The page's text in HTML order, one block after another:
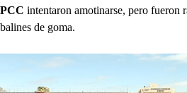
PCC intentaron amotinarse, pero fueron
balines de goma.